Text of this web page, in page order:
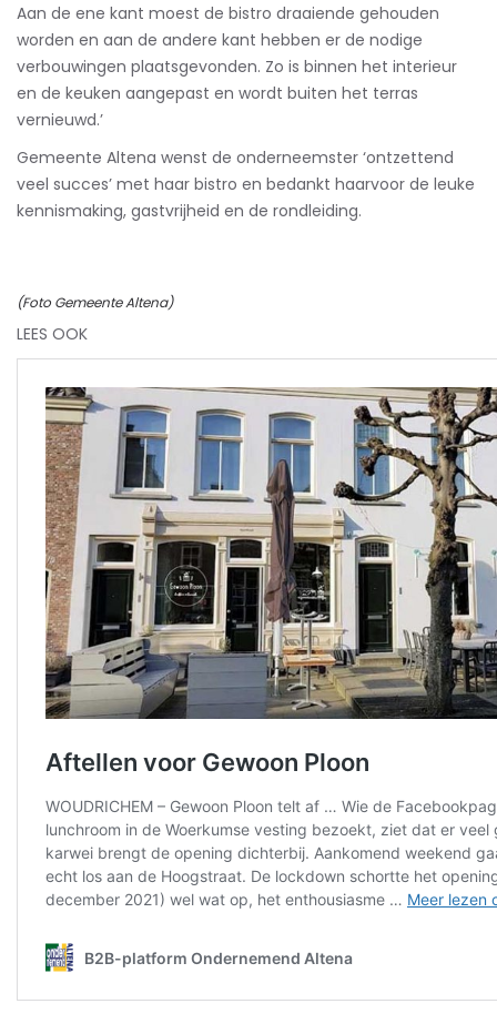
Aan de ene kant moest de bistro draaiende gehouden
worden en aan de andere kant hebben er de nodige
verbouwingen plaatsgevonden. Zo is binnen het interieur
en de keuken aangepast en wordt buiten het terras
vernieuwd.’
Gemeente Altena wenst de onderneemster ‘ontzettend
veel succes’ met haar bistro en bedankt haarvoor de leuke
kennismaking, gastvrijheid en de rondleiding.
(Foto Gemeente Altena)
LEES OOK